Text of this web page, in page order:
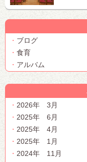
ブログ
食育
アルバム
2026年 3月
2025年 6月
2025年 4月
2025年 1月
2024年 11月